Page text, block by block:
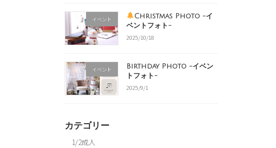
イベント
Christmas Photo -イ
ベントフォト-
2025/10/18
イベント
Birthday Photo -イベン
トフォト-
2025/9/1
カテゴリー
1/2成人